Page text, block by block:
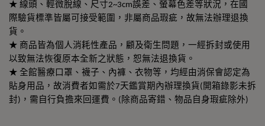
★ 線頭、輕微脫線、尺寸2~3cm誤差、螢幕色差等狀況，在國
際驗貨標準皆屬可接受範圍，非屬商品瑕疵，故無法辦理退換
貨。
★ 商品皆為個人消耗性產品，顧及衛生問題，一經拆封或使用
以致無法恢復原本全新之狀態，恕無法退換貨。
★ 全館醫療口罩、襪子、內褲、衣物等，均經由消保會認定為
貼身用品，故消費者如需於7天鑑賞期內辦理換貨(開箱錄影未拆
封)，需自行負擔來回運費。(除商品寄錯、物品自身瑕疵除外)